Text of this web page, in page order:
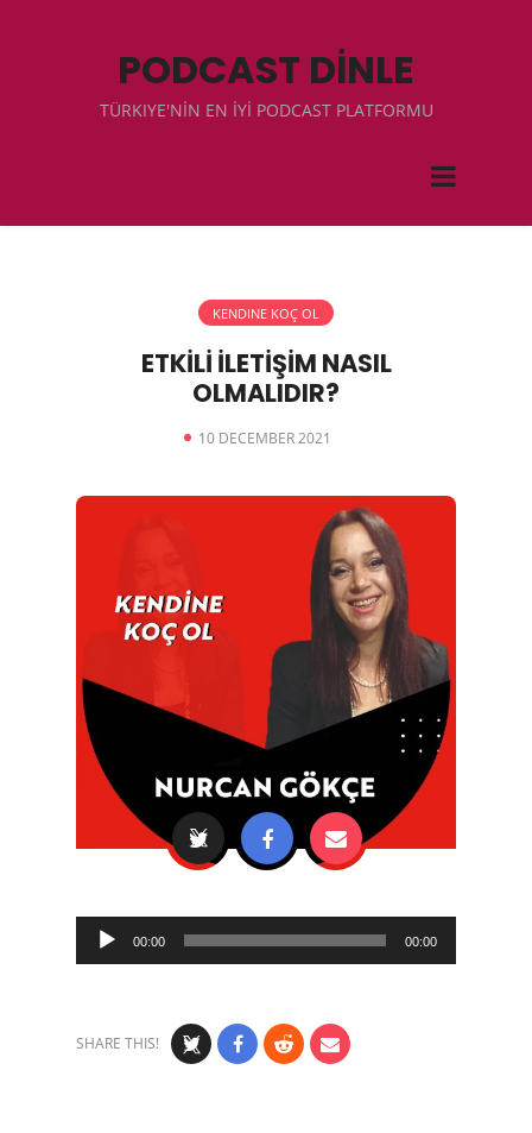
PODCAST DİNLE
TÜRKIYE'NİN EN İYİ PODCAST PLATFORMU
KENDINE KOÇ OL
ETKİLİ İLETİŞİM NASIL
OLMALIDIR?
10 DECEMBER 2021
Audio
Player
00:00 00:00
SHARE THIS!